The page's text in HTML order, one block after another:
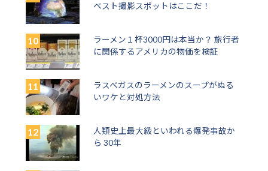
ベスト撮影スポットはここだ！
ラーメン１杯3000円は本当か？ 旅行者
に関係するアメリカの物価を検証
ラスベガスのラーメンのスープがぬる
いワケと対処方法
人類史上最大級といわれる爆発事故か
ら 30年